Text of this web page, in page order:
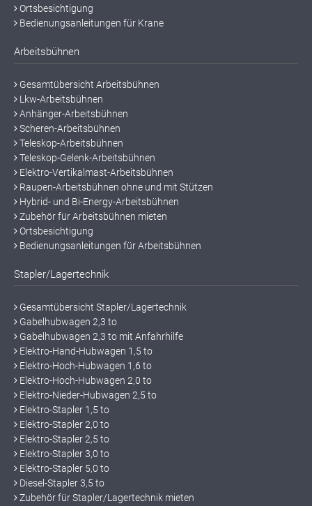
Ortsbesichtigung
Bedienungsanleitungen für Krane
Arbeitsbühnen
Gesamtübersicht Arbeitsbühnen
Lkw-Arbeitsbühnen
Anhänger-Arbeitsbühnen
Scheren-Arbeitsbühnen
Teleskop-Arbeitsbühnen
Teleskop-Gelenk-Arbeitsbühnen
Elektro-Vertikalmast-Arbeitsbühnen
Raupen-Arbeitsbühnen ohne und mit Stützen
Hybrid- und Bi-Energy-Arbeitsbühnen
Zubehör für Arbeitsbühnen mieten
Ortsbesichtigung
Bedienungsanleitungen für Arbeitsbühnen
Stapler/Lagertechnik
Gesamtübersicht Stapler/Lagertechnik
Gabelhubwagen 2,3 to
Gabelhubwagen 2,3 to mit Anfahrhilfe
Elektro-Hand-Hubwagen 1,5 to
Elektro-Hoch-Hubwagen 1,6 to
Elektro-Hoch-Hubwagen 2,0 to
Elektro-Nieder-Hubwagen 2,5 to
Elektro-Stapler 1,5 to
Elektro-Stapler 2,0 to
Elektro-Stapler 2,5 to
Elektro-Stapler 3,0 to
Elektro-Stapler 5,0 to
Diesel-Stapler 3,5 to
Zubehör für Stapler/Lagertechnik mieten